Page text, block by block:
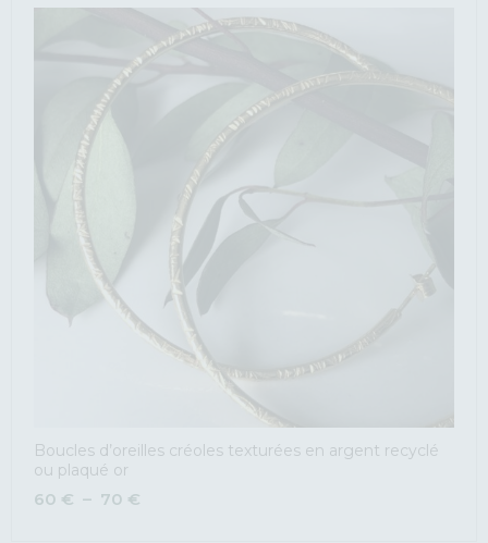
Boucles d’oreilles créoles texturées en argent recyclé
ou plaqué or
60 € – 70 €